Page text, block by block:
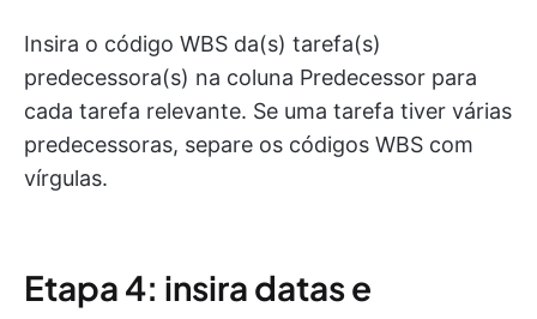
Insira o código WBS da(s) tarefa(s)
predecessora(s) na coluna Predecessor para
cada tarefa relevante. Se uma tarefa tiver várias
predecessoras, separe os códigos WBS com
vírgulas.
Etapa 4: insira datas e